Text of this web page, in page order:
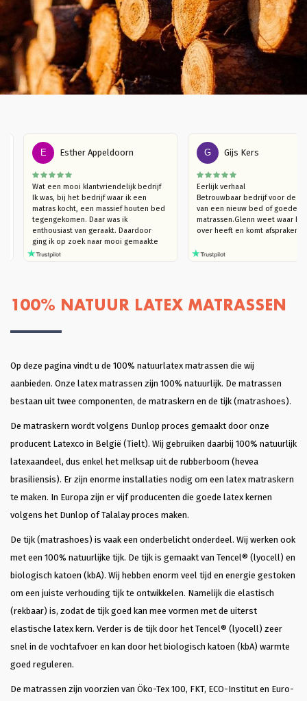
E Esther Appeldoorn
Wat een mooi klantvriendelijk bedrijf
Ik was, bij het bedrijf waar ik een
matras kocht, een massief houten bed
tegengekomen. Daar was ik
enthousiast van geraakt. Daardoor
ging ik op zoek naar mooi gemaakte
houten bedden (die niet kraken). Ik
te ervaren. Ik trof een heel plezierige
tijd geeft om rond te kijken en heel
totdat je helemaal achter je keuze kan
staan. Dat vond ik heel plezierig en
klantvriendelijk. Ik kon slagen met een
gekocht die heel coulant eerder
een matras had. Wat ben ik hier blij
mee. En dank je wel Glenn voor je
professionele hulp en vriendelijkheid
en klantgerichtheid, eentje die ik
met je mooie bedrijf!
G Gijs Kers
Eerlijk verhaal
Betrouwbaar bedrijf voor
van een nieuw bed of
matrassen.Glenn weet
over heeft en komt
100% NATUUR LATEX MATRASSEN
Op deze pagina vindt u de 100% natuurlatex matrassen die wij
aanbieden. Onze latex matrassen zijn 100% natuurlijk. De matrassen
bestaan uit twee componenten, de matraskern en de tijk (matrashoes).
De matraskern wordt volgens Dunlop proces gemaakt door onze
producent Latexco in België (Tielt). Wij gebruiken daarbij 100% natuurlijk
latexaandeel, dus enkel het melksap uit de rubberboom (hevea
brasiliensis). Er zijn enorme installaties nodig om een latex matraskern
te maken. In Europa zijn er vijf producenten die goede latex kernen
volgens het Dunlop of Talalay proces maken.
De tijk (matrashoes) is vaak een onderbelicht onderdeel. Wij werken ook
met een 100% natuurlijke tijk. De tijk is gemaakt van Tencel® (lyocell) en
biologisch katoen (kbA). Wij hebben enorm veel tijd en energie gestoken
om een juiste verhouding tijk te ontwikkelen. Namelijk die elastisch
(rekbaar) is, zodat de tijk goed kan mee vormen met de uiterst
elastische latex kern. Verder is de tijk door het Tencel® (lyocell) zeer
snel in de vochtafvoer en kan door het biologisch katoen (kbA) warmte
goed reguleren.
De matrassen zijn voorzien van Öko-Tex 100, FKT, ECO-Institut en Euro-